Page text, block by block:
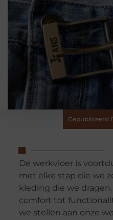
Gepubliceerd
De werkvloer is
met elke stap die we
kleding die we
comfort tot
we stellen aan onze